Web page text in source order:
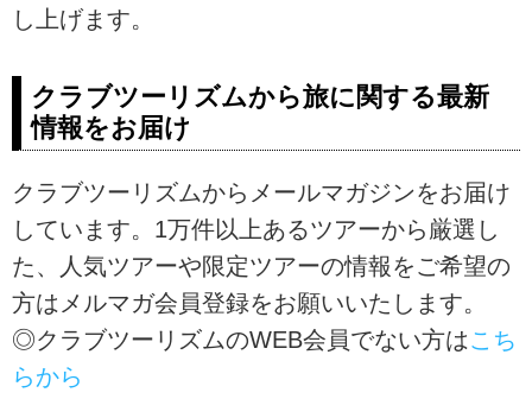
し上げます。
クラブツーリズムから旅に関する最新
情報をお届け
クラブツーリズムからメールマガジンをお届け
しています。1万件以上あるツアーから厳選し
た、人気ツアーや限定ツアーの情報をご希望の
方はメルマガ会員登録をお願いいたします。
◎クラブツーリズムのWEB会員でない方はこち
らから